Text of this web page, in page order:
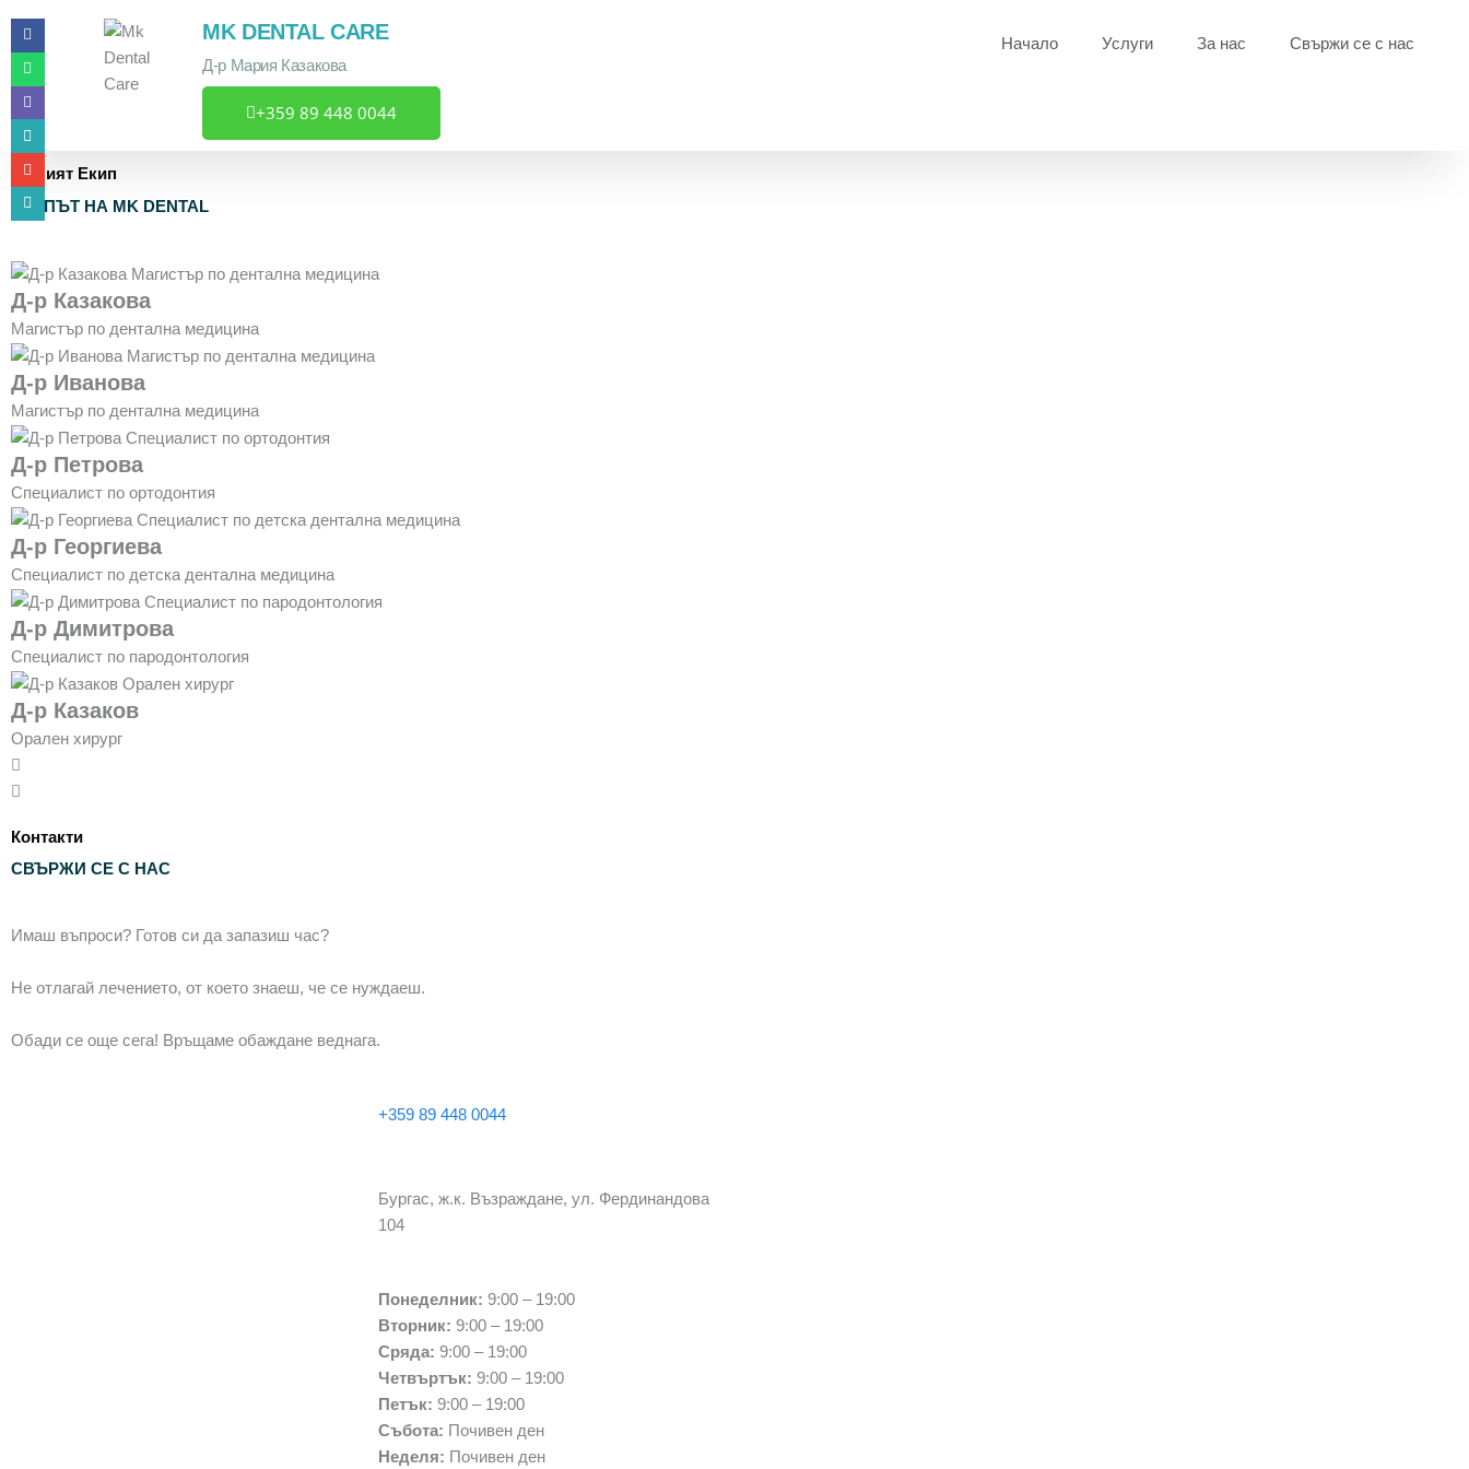
content
Facebook-
f
Whatsapp
Viber
Map-
marker-
alt
Envelope
Phone-
alt
MK DENTAL CARE
Д-р Мария Казакова
+359 89 448 0044
Начало Услуги За нас Свържи се с нас
Нашият Екип
ЕКИПЪТ НА MK DENTAL
Д-р Казакова
Магистър по дентална медицина
Д-р Иванова
Магистър по дентална медицина
Д-р Петрова
Специалист по ортодонтия
Д-р Георгиева
Специалист по детска дентална медицина
Д-р Димитрова
Специалист по пародонтология
Д-р Казаков
Орален хирург
Контакти
СВЪРЖИ СЕ С НАС
Имаш въпроси? Готов си да запазиш час?
Не отлагай лечението, от което знаеш, че се нуждаеш.
Обади се още сега! Връщаме обаждане веднага.
+359 89 448 0044
Бургас, ж.к. Възраждане, ул. Фердинандова
104​
Понеделник: 9:00 – 19:00
Вторник: 9:00 – 19:00
Сряда: 9:00 – 19:00
Четвъртък: 9:00 – 19:00
Петък: 9:00 – 19:00
Събота: Почивен ден
Неделя: Почивен ден